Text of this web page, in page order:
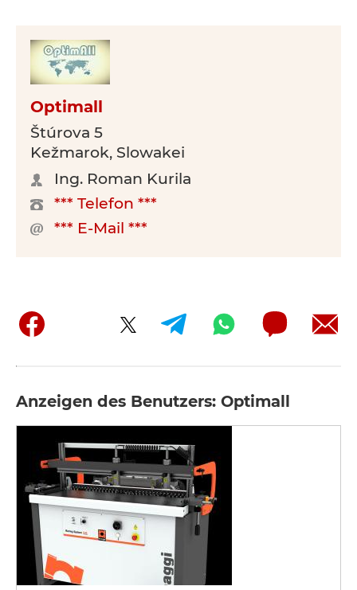
Optimall
Štúrova 5
Kežmarok, Slowakei
Ing. Roman Kurila
*** Telefon ***
*** E-Mail ***
Anzeigen des Benutzers: Optimall